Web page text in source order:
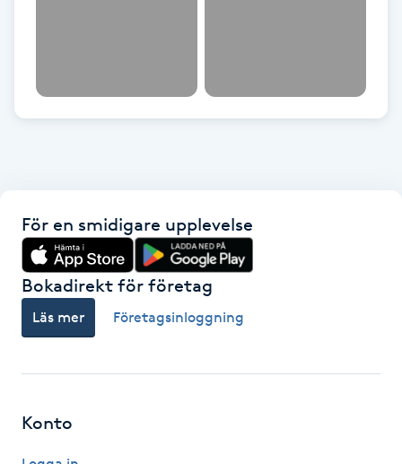
Friskvårdsmassage
Färgning
Föning
Gelenaglar
För en smidigare upplevelse
Bokadirekt för företag
Läs mer Företagsinloggning
Konto